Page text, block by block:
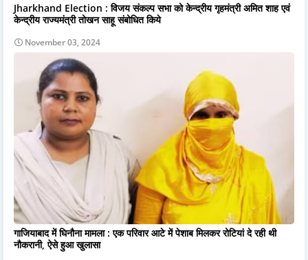
Jharkhand Election : विजय संकल्प सभा को केन्द्रीय गृहमंत्री अमित शाह एवं
केन्द्रीय राज्यमंत्री तोखन साहू संबोधित किये
November 03, 2024
गाजियाबाद में घिनौना मामला : एक परिवार आटे में पेशाब मिलकर रोटियां दे रही थी
नौकरानी, ऐसे हुआ खुलासा